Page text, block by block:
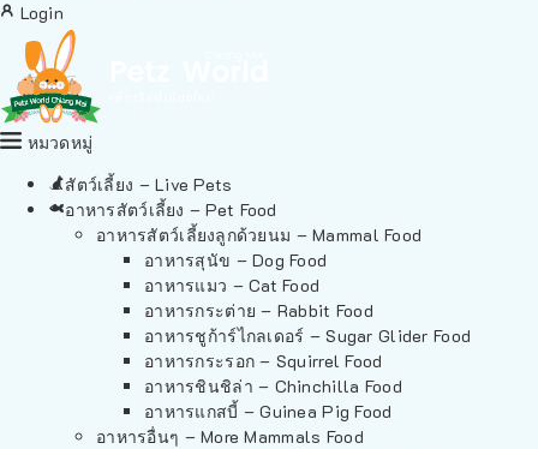
Login
หมวดหมู่
สัตว์เลี้ยง – Live Pets
อาหารสัตว์เลี้ยง – Pet Food
อาหารสัตว์เลี้ยงลูกด้วยนม – Mammal Food
อาหารสุนัข – Dog Food
อาหารแมว – Cat Food
อาหารกระต่าย – Rabbit Food
อาหารชูก้าร์ไกลเดอร์ – Sugar Glider Food
อาหารกระรอก – Squirrel Food
อาหารชินชิล่า – Chinchilla Food
อาหารแกสบี้ – Guinea Pig Food
อาหารอื่นๆ – More Mammals Food